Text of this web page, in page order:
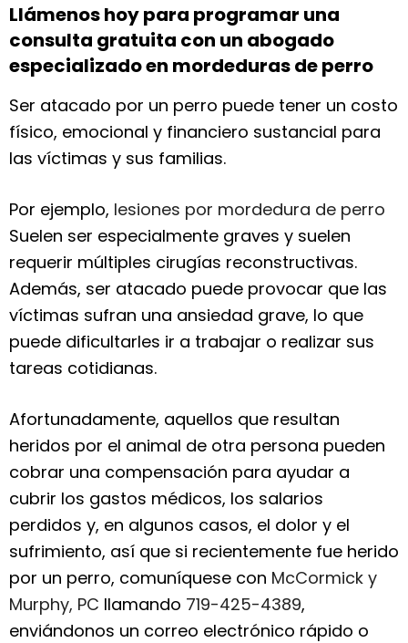
Llámenos hoy para programar una
consulta gratuita con un abogado
especializado en mordeduras de perro
Ser atacado por un perro puede tener un costo
físico, emocional y financiero sustancial para
las víctimas y sus familias.
Por ejemplo, lesiones por mordedura de perro
Suelen ser especialmente graves y suelen
requerir múltiples cirugías reconstructivas.
Además, ser atacado puede provocar que las
víctimas sufran una ansiedad grave, lo que
puede dificultarles ir a trabajar o realizar sus
tareas cotidianas.
Afortunadamente, aquellos que resultan
heridos por el animal de otra persona pueden
cobrar una compensación para ayudar a
cubrir los gastos médicos, los salarios
perdidos y, en algunos casos, el dolor y el
sufrimiento, así que si recientemente fue herido
por un perro, comuníquese con McCormick y
Murphy, PC llamando 719-425-4389,
enviándonos un correo electrónico rápido o